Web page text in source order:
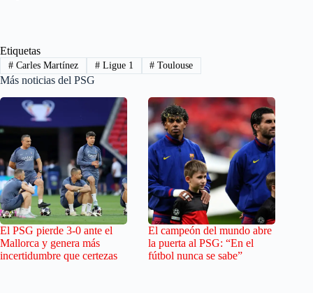
Etiquetas
#Carles Martínez #Ligue 1 # Toulouse
Más noticias del PSG
El PSG pierde 3-0 ante el
Mallorca y genera más
incertidumbre que certezas
El campeón del mundo abre
la puerta al PSG: “En el
fútbol nunca se sabe”